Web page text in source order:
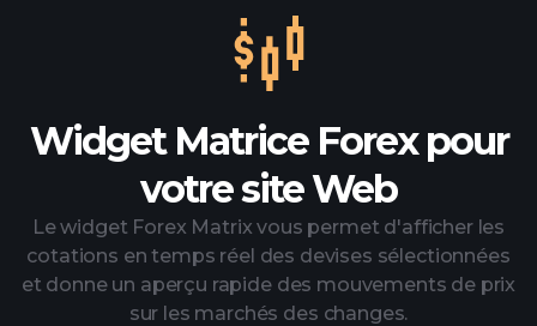
Widget Matrice Forex pour
votre site Web
Le widget Forex Matrix vous permet d'afficher les
cotations en temps réel des devises sélectionnées
et donne un aperçu rapide des mouvements de prix
sur les marchés des changes.